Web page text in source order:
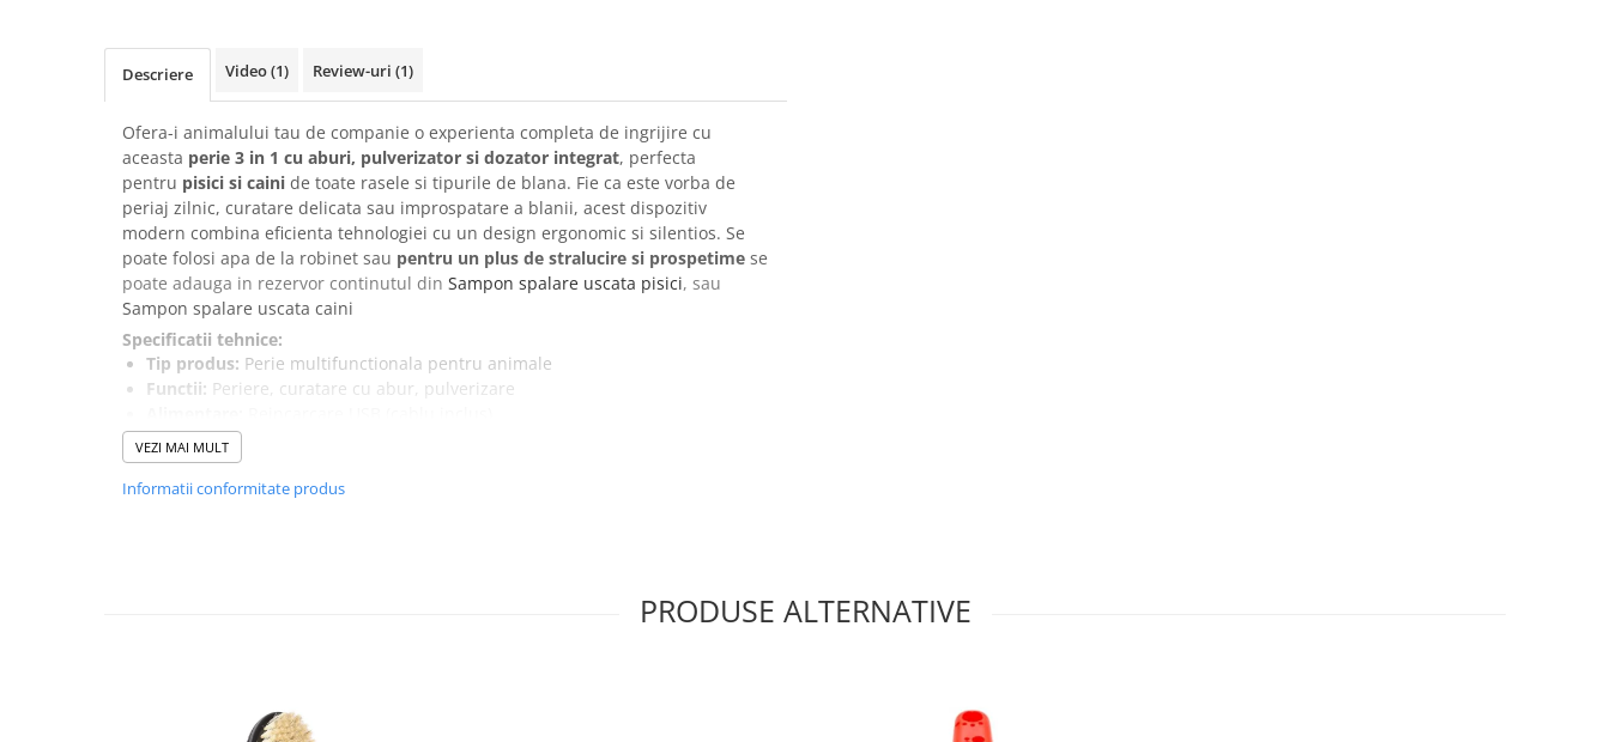
Gel antiinflamator
Descriere Video(1) Review-uri (1)
Ofera-i animalului tau de companie o experienta completa de ingrijire cu
aceasta perie 3 in 1 cu aburi, pulverizator si dozator integrat, perfecta
pentru pisici si caini de toate rasele si tipurile de blana. Fie ca este vorba de
periaj zilnic, curatare delicata sau improspatare a blanii, acest dispozitiv
modern combina eficienta tehnologiei cu un design ergonomic si silentios. Se
poate folosi apa de la robinet sau pentru un plus de stralucire si prospetime se
poate adauga in rezervor continutul din Sampon spalare uscata pisici, sau
Sampon spalare uscata caini
Specificatii tehnice:
Tip produs: Perie multifunctionala pentru animale
Functii: Periere, curatare cu abur, pulverizare
Durata incarcare:
Autonomie:
Viteze:1
VEZI MAI MULT
Informatii conformitate produs
PRODUSE ALTERNATIVE